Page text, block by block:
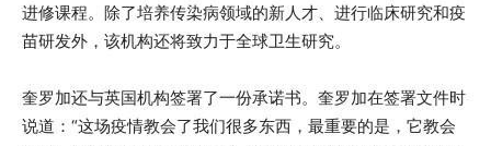
进修课程。除了培养传染病领域的新人才、进行临床研究和疫
苗研发外，该机构还将致力于全球卫生研究。
奎罗加还与英国机构签署了一份承诺书。奎罗加在签署文件时
说道：“这场疫情教会了我们很多东西，最重要的是，它教会